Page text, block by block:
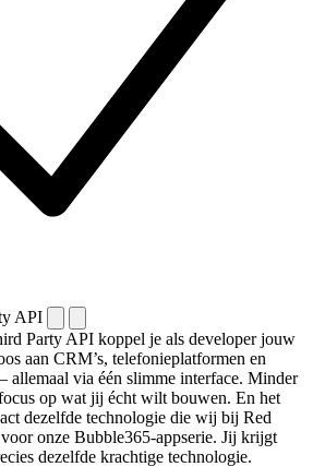
API
Party API koppel je als developer jouw
aan CRM’s, telefonieplatformen en
allemaal via één slimme interface. Minder
op wat jij écht wilt bouwen. En het
dezelfde technologie die wij bij Red
onze Bubble365-appserie. Jij krijgt
dezelfde krachtige technologie.